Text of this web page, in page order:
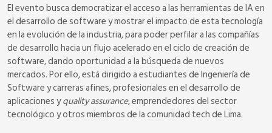
El evento busca democratizar el acceso a las herramientas de IA en
el desarrollo de software y mostrar el impacto de esta tecnología
en la evolución de la industria, para poder perfilar a las compañías
de desarrollo hacia un flujo acelerado en el ciclo de creación de
software, dando oportunidad a la búsqueda de nuevos
mercados. Por ello, está dirigido a estudiantes de Ingeniería de
Software y carreras afines, profesionales en el desarrollo de
aplicaciones yquality assurance, emprendedores del sector
tecnológico y otros miembros de la comunidad tech de Lima.